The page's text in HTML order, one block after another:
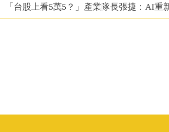
「台股上看5萬5？」產業隊長張捷：AI